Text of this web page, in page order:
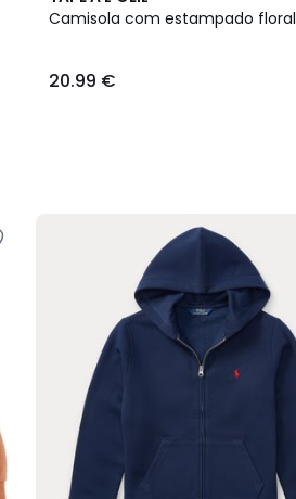
Camisola com estampado floral
20.99 €